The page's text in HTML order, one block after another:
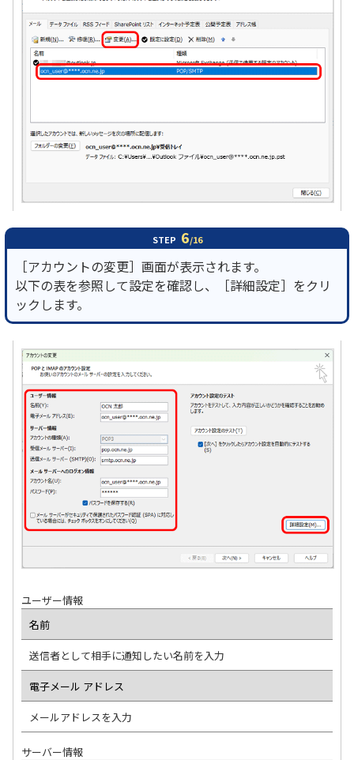
STEP 6/16
［アカウントの変更］画面が表示されます。
以下の表を参照して設定を確認し、［詳細設定］をクリ
ックします。
ユーザー情報
名前
送信者として相手に通知したい名前を入力
電子メール アドレス
メールアドレスを入力
サーバー情報